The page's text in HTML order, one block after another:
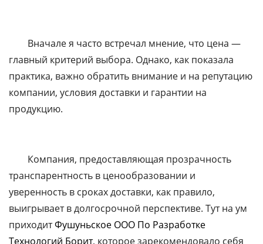
Вначале я часто встречал мнение, что цена —
главный критерий выбора. Однако, как показала
практика, важно обратить внимание и на репутацию
компании, условия доставки и гарантии на
продукцию.
Компания, предоставляющая прозрачность
транспарентность в ценообразовании и
уверенность в сроках доставки, как правило,
выигрывает в долгосрочной перспективе. Тут на ум
приходитФушуньское ООО По Разработке
Технологий Борит, которое зарекомендовало себя